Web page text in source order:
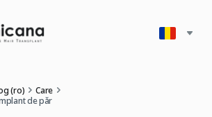
(ro)
Care
de păr